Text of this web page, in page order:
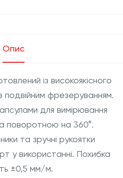
Опис
із високоякісного
подвійним фрезеруванням.
для вимірювання
поворотною на 360°.
та зручні рукоятки
у використанні. Похибка
±0,5 мм/м.